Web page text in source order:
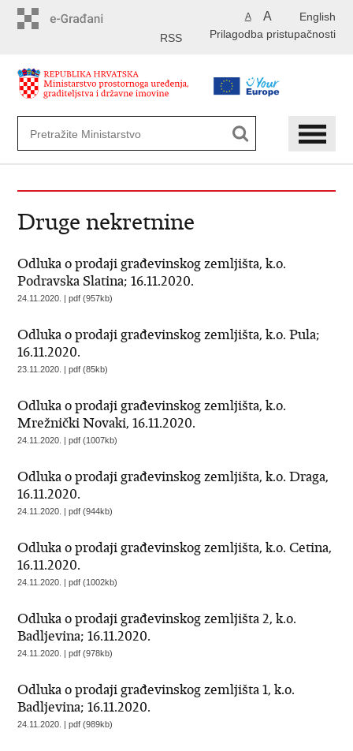
English
A A
Prilagodba pristupačnosti
RSS
Druge nekretnine
Odluka o prodaji građevinskog zemljišta, k.o.
Podravska Slatina; 16.11.2020.
24.11.2020. | pdf (957kb)
Odluka o prodaji građevinskog zemljišta, k.o. Pula;
16.11.2020.
23.11.2020. | pdf (85kb)
Odluka o prodaji građevinskog zemljišta, k.o.
Mrežnički Novaki, 16.11.2020.
24.11.2020. | pdf (1007kb)
Odluka o prodaji građevinskog zemljišta, k.o. Draga,
16.11.2020.
24.11.2020. | pdf (944kb)
Odluka o prodaji građevinskog zemljišta, k.o. Cetina,
16.11.2020.
24.11.2020. | pdf (1002kb)
Odluka o prodaji građevinskog zemljišta 2, k.o.
Badljevina; 16.11.2020.
24.11.2020. | pdf (978kb)
Odluka o prodaji građevinskog zemljišta 1, k.o.
Badljevina; 16.11.2020.
24.11.2020. | pdf (989kb)